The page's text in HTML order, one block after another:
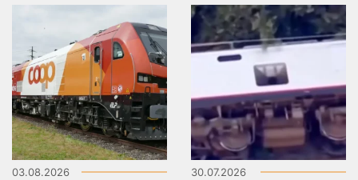
03.08.2026 30.07.2026